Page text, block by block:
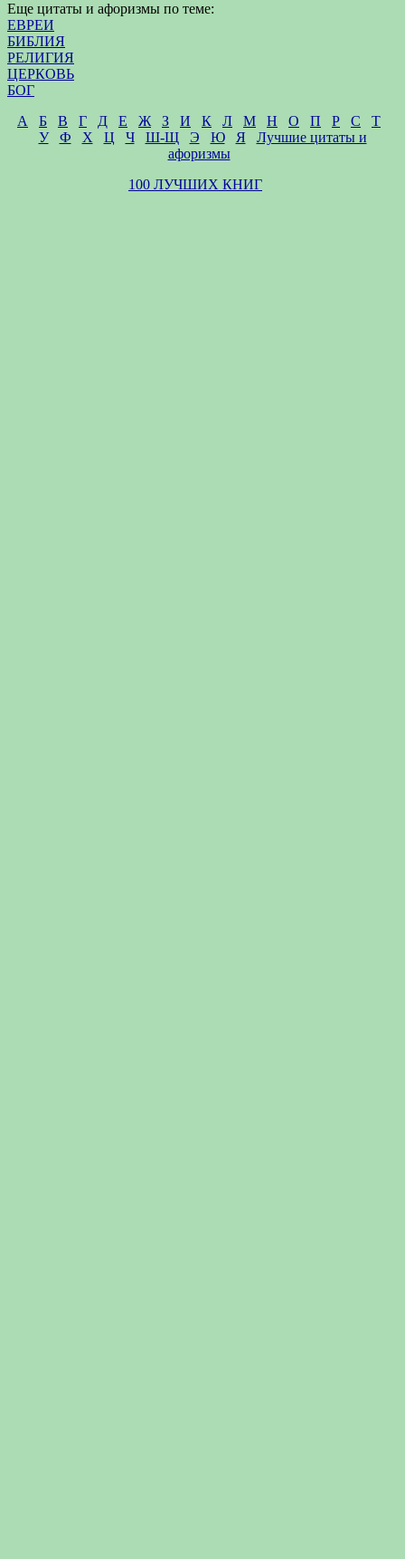
Еще цитаты и афоризмы по теме:
ЕВРЕИ
БИБЛИЯ
РЕЛИГИЯ
ЦЕРКОВЬ
БОГ
А
Б В Г Д Е Ж З И К Л М Н О П Р С
Т
У
Ф Х Ц Ч Ш-Щ Э Ю Я
Лучшие цитаты и
афоризмы
100 ЛУЧШИХ КНИГ